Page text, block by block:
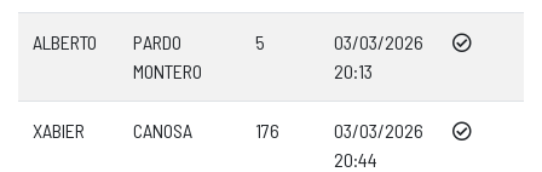
ALBERTO
PARDO
MONTERO
5
03/03/2026
20:13
XABIER CANOSA 176
03/03/2026
20:44